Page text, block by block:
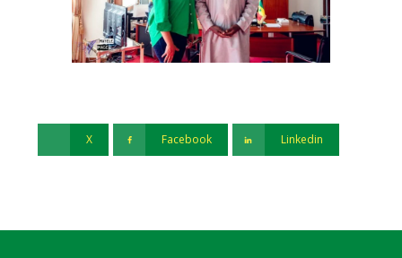
X Facebook Linkedin